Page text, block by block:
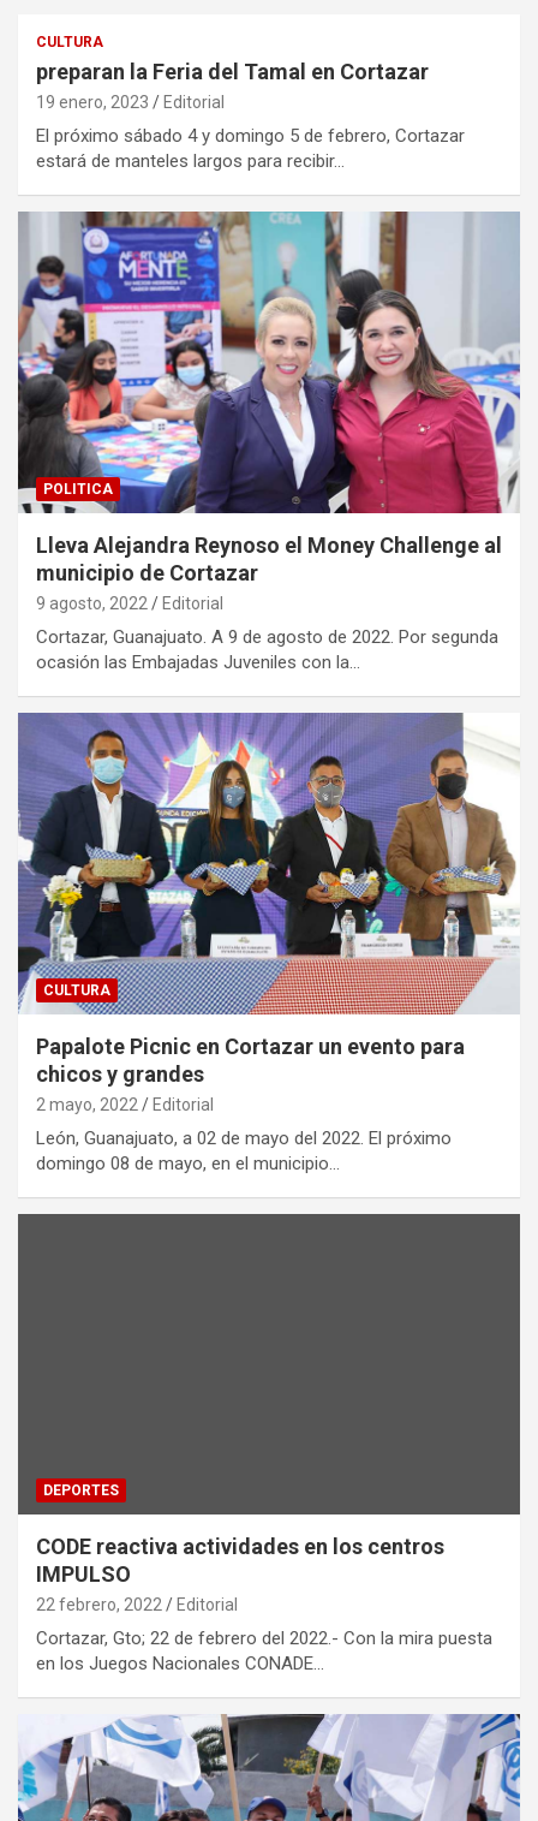
CULTURA
preparan la Feria del Tamal en Cortazar
19 enero, 2023 Editorial
El próximo sábado 4 y domingo 5 de febrero, Cortazar
estará de manteles largos para recibir…
POLITICA
Lleva Alejandra Reynoso el Money Challenge al
municipio de Cortazar
9 agosto, 2022 Editorial
Cortazar, Guanajuato. A 9 de agosto de 2022. Por segunda
ocasión las Embajadas Juveniles con la…
CULTURA
Papalote Picnic en Cortazar un evento para
chicos y grandes
2 mayo, 2022 Editorial
León, Guanajuato, a 02 de mayo del 2022. El próximo
domingo 08 de mayo, en el municipio…
DEPORTES
CODE reactiva actividades en los centros
IMPULSO
22 febrero, 2022 Editorial
Cortazar, Gto; 22 de febrero del 2022.- Con la mira puesta
en los Juegos Nacionales CONADE…